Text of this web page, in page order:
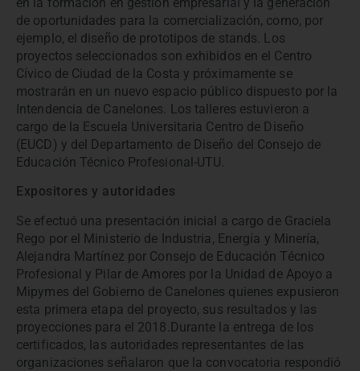
de oportunidades para la comercialización, como, por
ejemplo, el diseño de prototipos de stands. Los
proyectos seleccionados son exhibidos en el Centro
Cívico de Ciudad de la Costa y próximamente se
mostrarán en un nuevo espacio público dispuesto por la
Intendencia de Canelones. Los talleres estuvieron a
cargo de la Escuela Universitaria Centro de Diseño
(EUCD) y del Departamento de Diseño del Consejo de
Educación Técnico Profesional-UTU.
Expositores y autoridades
Se efectuó una presentación inicial a cargo de Graciela
Rego por el Ministerio de Industria, Energía y Minería,
Alejandra Martínez por Consejo de Educación Técnico
Profesional y Pilar de Amores por la Unidad de Apoyo a
Mipymes del Gobierno de Canelones quienes expusieron
esta primera etapa del proyecto, sus resultados y las
proyecciones para el 2018.Durante la entrega de los
certificados, las autoridades representantes de las
organizaciones señalaron que la convocatoria respondió